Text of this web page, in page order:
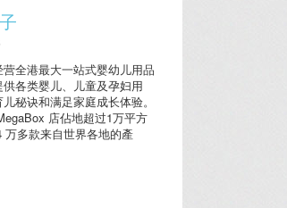
全港最大一站式婴幼儿用品
各类婴儿、儿童及孕妇用
秘诀和满足家庭成长体验。
店佔地超过1万平方
万多款来自世界各地的產